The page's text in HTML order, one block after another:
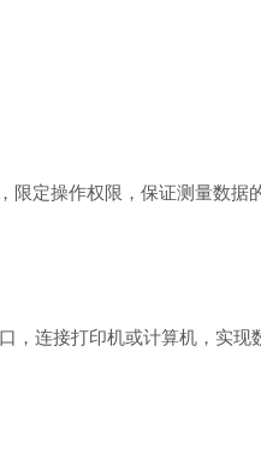
定操作权限，保证测量数据的
连接打印机或计算机，实现